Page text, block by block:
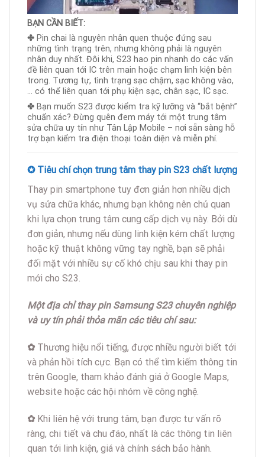
BẠN CẦN BIẾT:
✤ Pin chai là nguyên nhân quen thuộc đứng sau
những tình trạng trên, nhưng không phải là nguyên
nhân duy nhất. Đôi khi, S23 hao pin nhanh do các vấn
đề liên quan tới IC trên main hoặc chạm linh kiện bên
trong. Tương tự, tình trạng sạc chậm, sạc không vào,
… có thể liên quan tới phụ kiện sạc, chân sạc, IC sạc.
✤ Bạn muốn S23 được kiểm tra kỹ lưỡng và “bắt bệnh”
chuẩn xác? Đừng quên đem máy tới một trung tâm
sửa chữa uy tín như Tân Lập Mobile – nơi sẵn sàng hỗ
trợ bạn kiểm tra điện thoại toàn diện và miễn phí.
✪ Tiêu chí chọn trung tâm thay pin S23 chất lượng
Thay pin smartphone tuy đơn giản hơn nhiều dịch
vụ sửa chữa khác, nhưng bạn không nên chủ quan
khi lựa chọn trung tâm cung cấp dịch vụ này. Bởi dù
đơn giản, nhưng nếu dùng linh kiện kém chất lượng
hoặc kỹ thuật không vững tay nghề, bạn sẽ phải
đối mặt với nhiều sự cố khó chịu sau khi thay pin
mới cho S23.
Một địa chỉ thay pin Samsung S23 chuyên nghiệp
và uy tín phải thỏa mãn các tiêu chí sau:
✿ Thương hiệu nổi tiếng, được nhiều người biết tới
và phản hồi tích cực. Bạn có thể tìm kiếm thông tin
trên Google, tham khảo đánh giá ở Google Maps,
website hoặc các hội nhóm về công nghệ.
✿ Khi liên hệ với trung tâm, bạn được tư vấn rõ
ràng, chi tiết và chu đáo, nhất là các thông tin liên
quan tới linh kiện, giá và chính sách bảo hành.